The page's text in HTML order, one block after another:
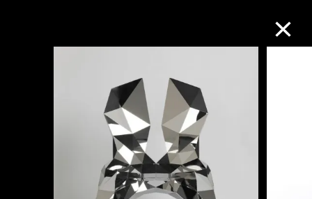
M+藏品
進一步篩選